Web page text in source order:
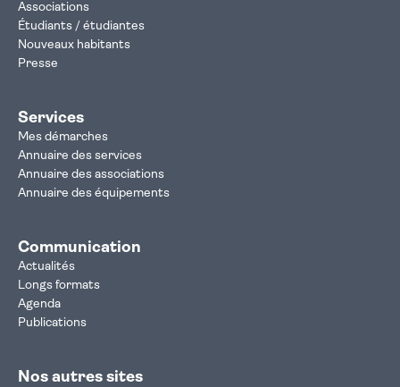
Associations
Étudiants / étudiantes
Nouveaux habitants
Presse
Services
Mes démarches
Annuaire des services
Annuaire des associations
Annuaire des équipements
Communication
Actualités
Longs formats
Agenda
Publications
Nos autres sites